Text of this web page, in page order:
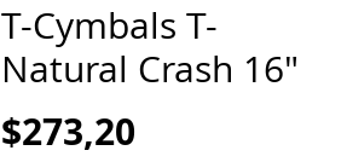
T-Cymbals T-
Natural Crash 16"
$273,20